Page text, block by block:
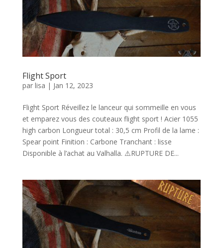
Flight Sport
par lisa | Jan 12, 2023
Flight Sport Réveillez le lanceur qui sommeille en vous
et emparez vous des couteaux flight sport ! Acier 1055
high carbon Longueur total : 30,5 cm Profil de la lame :
Spear point Finition : Carbone Tranchant : lisse
Disponible à l’achat au Valhalla. ⚠️RUPTURE DE...